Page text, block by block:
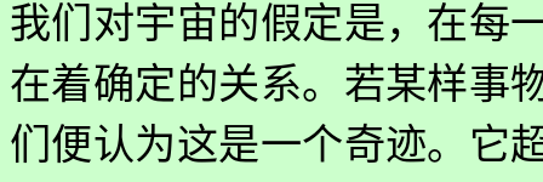
我们对宇宙的假定是，在每
在着确定的关系。若某样事
们便认为这是一个奇迹。它